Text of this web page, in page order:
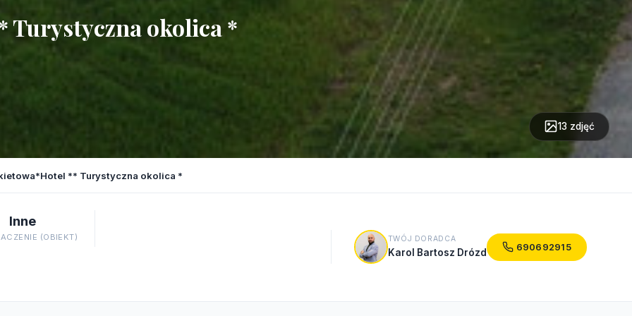
Turystyczna okolica *
13 zdjęć
** Turystyczna okolica *
Inne
(OBIEKT) TWÓJ DORADCA
Karol Bartosz Drózd 690692915